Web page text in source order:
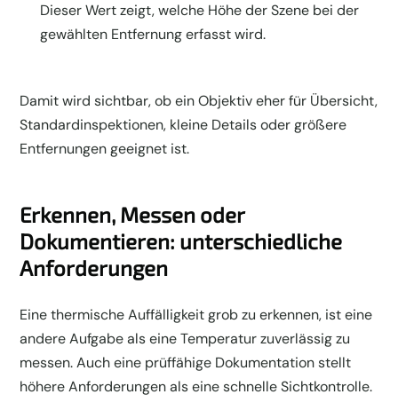
Dieser Wert zeigt, welche Höhe der Szene bei der
gewählten Entfernung erfasst wird.
Damit wird sichtbar, ob ein Objektiv eher für Übersicht,
Standardinspektionen, kleine Details oder größere
Entfernungen geeignet ist.
Erkennen, Messen oder
Dokumentieren: unterschiedliche
Anforderungen
Eine thermische Auffälligkeit grob zu erkennen, ist eine
andere Aufgabe als eine Temperatur zuverlässig zu
messen. Auch eine prüffähige Dokumentation stellt
höhere Anforderungen als eine schnelle Sichtkontrolle.